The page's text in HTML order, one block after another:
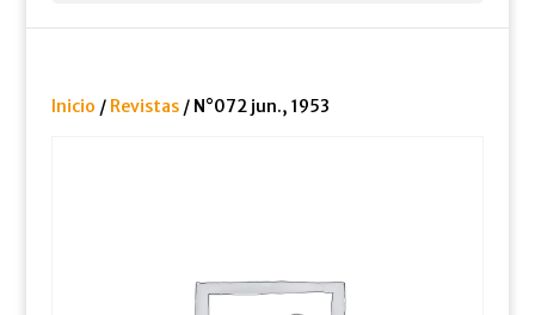
Inicio / Revistas/ N°072 jun., 1953